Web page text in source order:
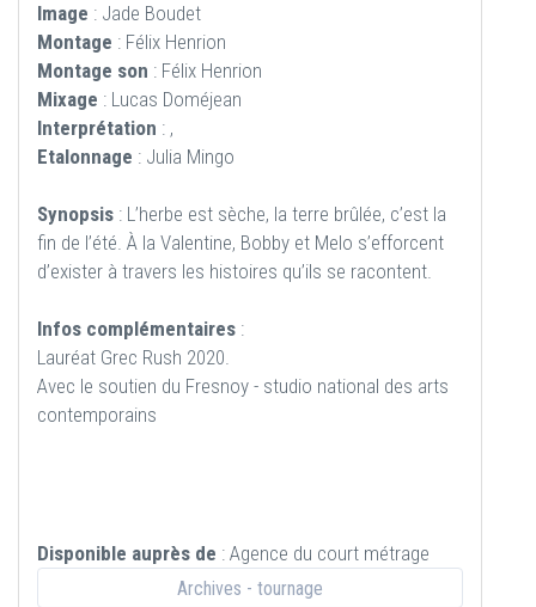
Image : Jade Boudet
Montage : Félix Henrion
Montage son : Félix Henrion
Mixage : Lucas Doméjean
Interprétation : ,
Etalonnage : Julia Mingo
Synopsis : L’herbe est sèche, la terre brûlée, c’est la
fin de l’été. À la Valentine, Bobby et Melo s’efforcent
d’exister à travers les histoires qu’ils se racontent.
Infos complémentaires :
Lauréat Grec Rush 2020.
Avec le soutien du Fresnoy - studio national des arts
contemporains
Disponible auprès de : Agence du court métrage
Archives - tournage